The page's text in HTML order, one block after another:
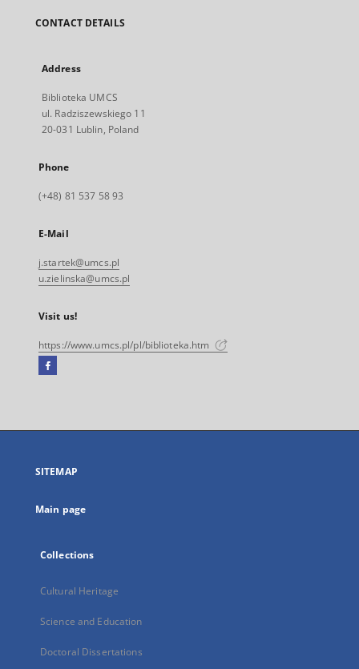
CONTACT DETAILS
Address
Biblioteka UMCS
ul. Radziszewskiego 11
20-031 Lublin, Poland
Phone
(+48) 81 537 58 93
E-Mail
j.startek@umcs.pl
u.zielinska@umcs.pl
Visit us!
https://www.umcs.pl/pl/biblioteka.htm
Facebook
open
new
SITEMAP
Main page
Collections
Cultural Heritage
Science and Education
Doctoral Dissertations